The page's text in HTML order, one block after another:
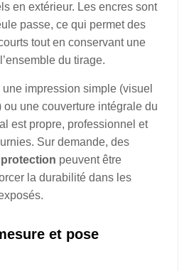
en extérieur. Les encres sont
passe, ce qui permet des
tout en conservant une
du tirage.
impression simple (visuel
ou une couverture intégrale du
est propre, professionnel et
Sur demande, des
peuvent être
la durabilité dans les
et pose